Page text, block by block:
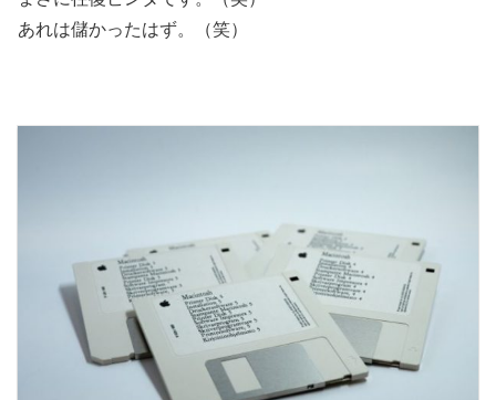
あれは儲かったはず。（笑）